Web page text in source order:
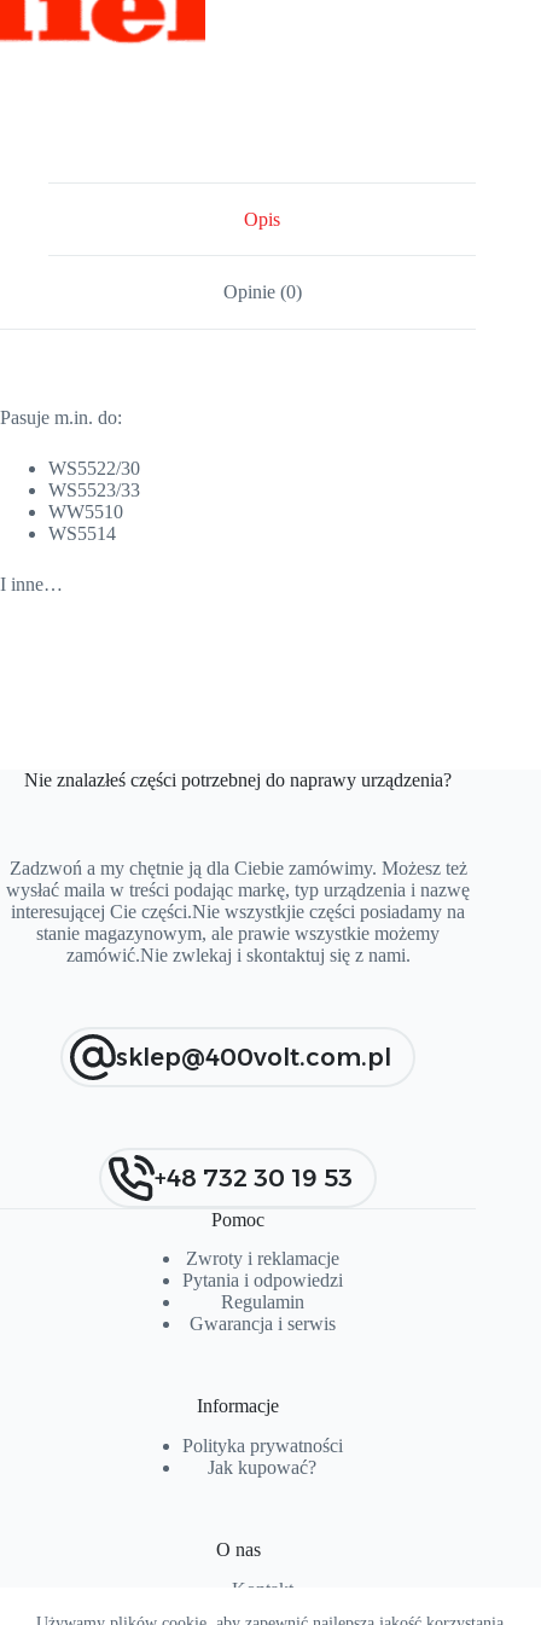
Opis
Opinie (0)
Pasuje m.in. do:
WS5522/30
WS5523/33
WW5510
WS5514
I inne…
Nie znalazłeś części potrzebnej do naprawy urządzenia?
Zadzwoń a my chętnie ją dla Ciebie zamówimy. Możesz też
wysłać maila w treści podając markę, typ urządzenia i nazwę
interesującej Cie części.Nie wszystkjie części posiadamy na
stanie magazynowym, ale prawie wszystkie możemy
zamówić.Nie zwlekaj i skontaktuj się z nami.
sklep@400volt.com.pl
+48 732 30 19 53
Pomoc
Zwroty i reklamacje
Pytania i odpowiedzi
Regulamin
Gwarancja i serwis
Informacje
Polityka prywatności
Jak kupować?
O nas
Kontakt